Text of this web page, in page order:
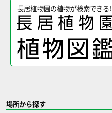
長居植物園の植物が検索できる！
場所から探す